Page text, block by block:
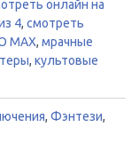
онлайн на
4, смотреть
MAX, мрачные
, культовые
, Фэнтези,